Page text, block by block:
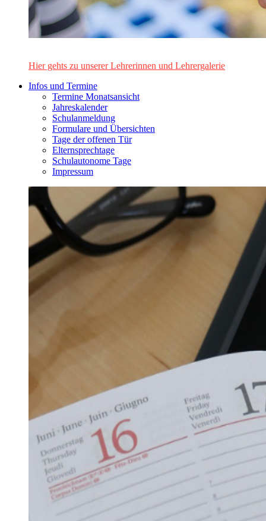
Hier gehts zu unserer Lehrerinnen und Lehrergalerie
Infos und Termine
Termine Monatsansicht
Jahreskalender
Schulanmeldung
Formulare und Übersichten
Tage der offenen Tür
Elternsprechtage
Schulautonome Tage
Impressum